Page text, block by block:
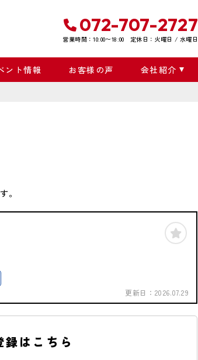
072-707-2727
営業時間：10:00〜18:00 定休日：火曜日 / 水曜日
ント情報 お客様の声 会社紹介
。
更新日： 2026.07.29
はこちら